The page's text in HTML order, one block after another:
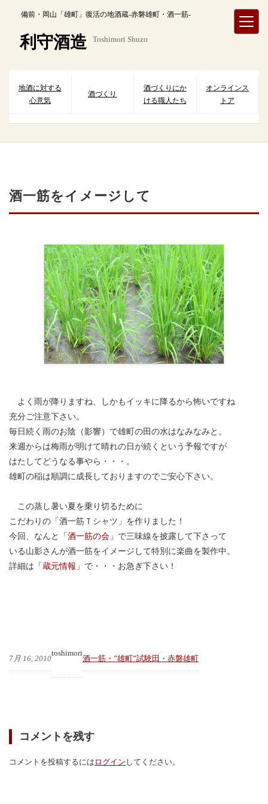
備前・岡山「雄町」復活の地酒蔵-赤磐雄町・酒一筋-
利守酒造 Toshimori Shuzo
地酒に対する
心意気
酒づくり
酒づくりにか
ける職人たち
オンラインス
トア
酒一筋をイメージして
よく雨が降りますね、しかもイッキに降るから怖いですね
充分ご注意下さい。
毎日続く雨のお陰（影響）で雄町の田の水はなみなみと。
来週からは梅雨が明けて晴れの日が続くという予報ですが
はたしてどうなる事やら・・・。
雄町の稲は順調に成長しておりますのでご安心下さい。
この蒸し暑い夏を乗り切るために
こだわりの「酒一筋Ｔシャツ」を作りました！
今回、なんと「酒一筋の会 」で三味線を披露して下さって
いる山影さんが酒一筋をイメージして特別に楽曲を製作中。
詳細は「蔵元情報 」で・・・お急ぎ下さい！
7月 16, 2010
toshimori
酒一筋・”雄町”試験田・赤磐雄町
コメントを残す
コメントを投稿するには ログイン してください。